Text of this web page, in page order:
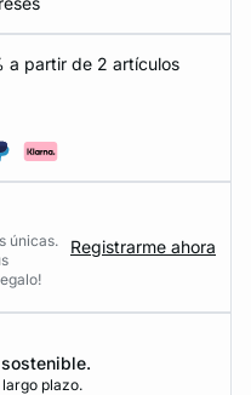
a partir de 2 artículos
únicas.
Registrarme ahora
plazo.